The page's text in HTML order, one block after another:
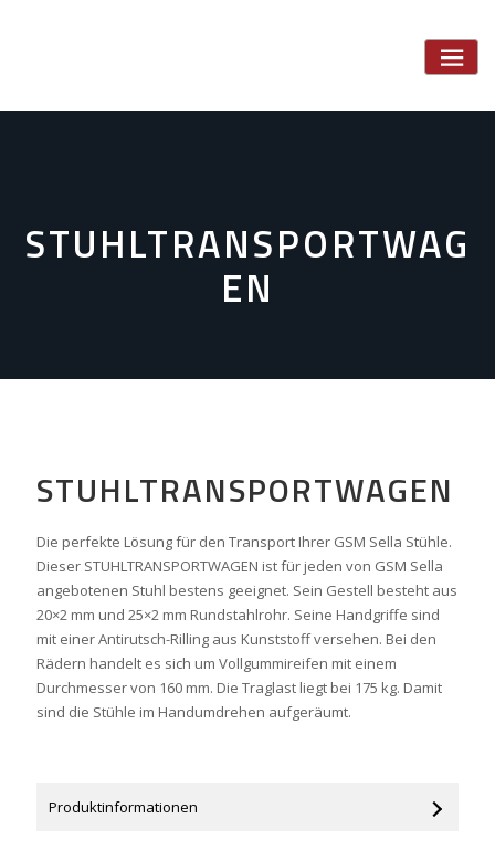
STUHLTRANSPORTWAG
EN
STUHLTRANSPORTWAGEN
Die perfekte Lösung für den Transport Ihrer GSM Sella Stühle.
Dieser STUHLTRANSPORTWAGEN ist für jeden von GSM Sella
angebotenen Stuhl bestens geeignet. Sein Gestell besteht aus
20×2 mm und 25×2 mm Rundstahlrohr. Seine Handgriffe sind
mit einer Antirutsch-Rilling aus Kunststoff versehen. Bei den
Rädern handelt es sich um Vollgummireifen mit einem
Durchmesser von 160 mm. Die Traglast liegt bei 175 kg. Damit
sind die Stühle im Handumdrehen aufgeräumt.
Produktinformationen